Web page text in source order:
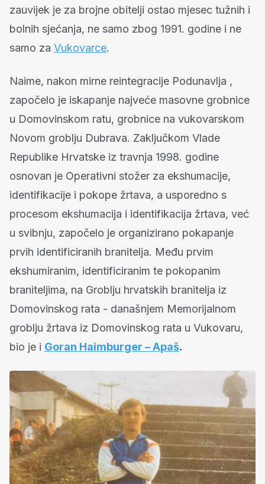
zauvijek je za brojne obitelji ostao mjesec tužnih i
bolnih sjećanja, ne samo zbog 1991. godine i ne
samo za Vukovarce.
Naime, nakon mirne reintegracije Podunavlja ,
započelo je iskapanje najveće masovne grobnice
u Domovinskom ratu, grobnice na vukovarskom
Novom groblju Dubrava. Zaključkom Vlade
Republike Hrvatske iz travnja 1998. godine
osnovan je Operativni stožer za ekshumacije,
identifikacije i pokope žrtava, a usporedno s
procesom ekshumacija i identifikacija žrtava, već
u svibnju, započelo je organizirano pokapanje
prvih identificiranih branitelja. Među prvim
ekshumiranim, identificiranim te pokopanim
braniteljima, na Groblju hrvatskih branitelja iz
Domovinskog rata - današnjem Memorijalnom
groblju žrtava iz Domovinskog rata u Vukovaru,
bio je i Goran Haimburger – Apaš.